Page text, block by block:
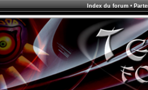
Index du forum•